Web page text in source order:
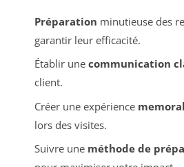
Préparation minutieuse des
garantir leur efficacité.
Établir une communication
client.
Créer une expérience
lors des visites.
Suivre une méthode de